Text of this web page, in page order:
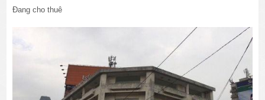
Đang cho thuê